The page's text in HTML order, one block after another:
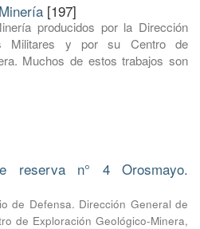
[197]
producidos por la Dirección
Militares y por su Centro de
Muchos de estos trabajos son
reserva n° 4 Orosmayo.
de Defensa. Dirección General de
de Exploración Geológico-Minera,